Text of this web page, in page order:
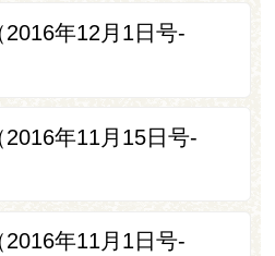
年12月1日号-
年11月15日号-
年11月1日号-